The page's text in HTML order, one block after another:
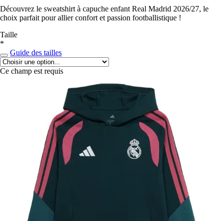
Découvrez le sweatshirt à capuche enfant Real Madrid 2026/27, le
choix parfait pour allier confort et passion footballistique !
Taille
*
Guide des tailles
Ce champ est requis